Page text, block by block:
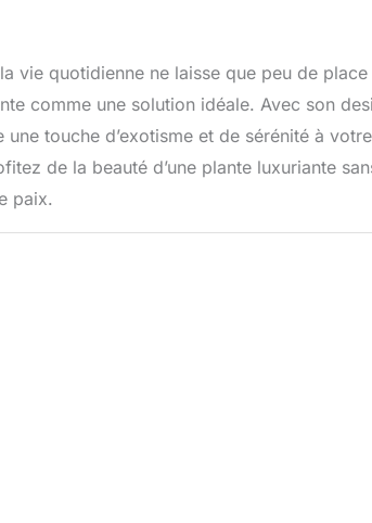
vie quotidienne ne laisse que peu de
comme une solution idéale. Avec son
touche d’exotisme et de sérénité à
de la beauté d’une plante luxuriante
paix.